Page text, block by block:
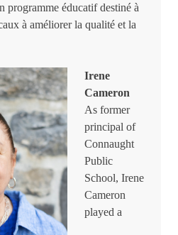
programme éducatif destiné à
à améliorer la qualité et la
Irene
Cameron
As former
principal of
Connaught
Public
School, Irene
Cameron
played a